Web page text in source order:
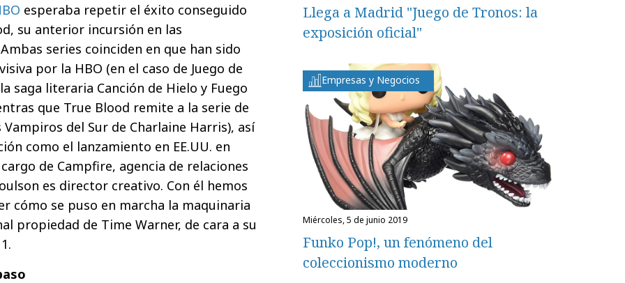
esperaba repetir el éxito conseguido
su anterior incursión en las
series coinciden en que han sido
por la HBO (en el caso de Juego de
saga literaria Canción de Hielo y Fuego
que True Blood remite a la serie de
del Sur de Charlaine Harris), así
como el lanzamiento en EE.UU. en
de Campfire, agencia de relaciones
es director creativo. Con él hemos
cómo se puso en marcha la maquinaria
propiedad de Time Warner, de cara a su
Llega a Madrid "Juego de Tronos: la
exposición oficial"
Empresas y Negocios
miércoles, 5 de junio 2019
Funko Pop!, un fenómeno del
coleccionismo moderno